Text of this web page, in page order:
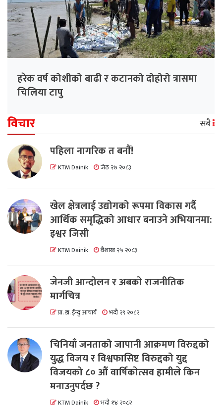
हरेक वर्ष कोशीको बाढी र कटानको दोहोरो त्रासमा
चिलिया टापु
विचार सबै
पहिला नागरिक त बनाैं!
KTM Dainik जेठ २७ २०८३
खेल क्षेत्रलाई उद्योगको रूपमा विकास गर्दै
आर्थिक समृद्धिको आधार बनाउने अभियानमा:
इश्वर जिसी
KTM Dainik वैशाख २५ २०८३
जेनजी आन्दोलन र अबको राजनीतिक
मार्गचित्र
प्रा. डा. ईन्दु आचार्य भदौ २९ २०८२
चिनियाँ जनताको जापानी आक्रमण विरुद्दको
युद्ध विजय र विश्वफासिष्ट विरुद्दको युद्द
विजयको ८० औं वार्षिकोत्सव हामीले किन
मनाउनुपर्दछ ?
KTM Dainik भदौ १४ २०८२